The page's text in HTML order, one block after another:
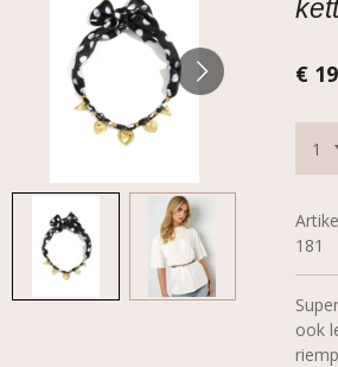
€
181
ook